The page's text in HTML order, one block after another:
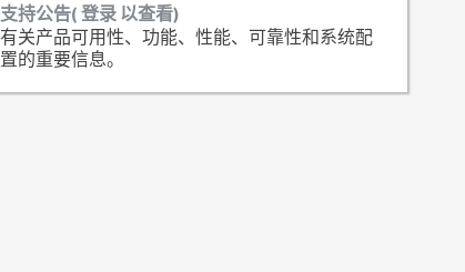
支持公告( 登录 以查看)
有关产品可用性、功能、性能、可靠性和系统配
置的重要信息。